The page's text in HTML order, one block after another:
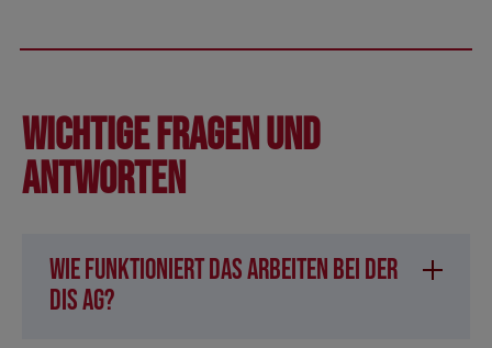
Wichtige Fragen und
Antworten
Wie funktioniert das Arbeiten bei der
DIS AG?